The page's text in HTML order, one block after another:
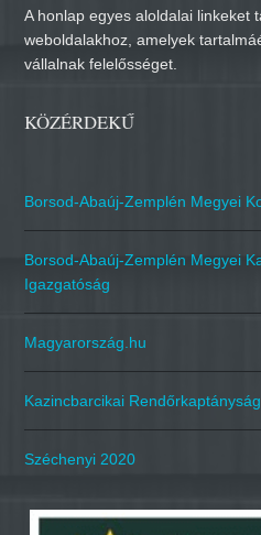
A honlap egyes aloldalai linkeket
weboldalakhoz, amelyek
vállalnak felelősséget.
KÖZÉRDEKŰ
Borsod-Abaúj-Zemplén Megyei
Borsod-Abaúj-Zemplén Megyei
Igazgatóság
Magyarország.hu
Kazincbarcikai Rendőrkaptányság
Széchenyi 2020